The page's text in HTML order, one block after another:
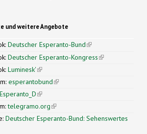
und weitere Angebote
Deutscher Esperanto-Bund(link is
external)
Deutscher Esperanto-Kongress(link is
Luminesk'(link is external)
esperantobund(link is external)
Esperanto_D(link is external)
telegramo.org(link is external)
Deutscher Esperanto-Bund: Sehenswertes